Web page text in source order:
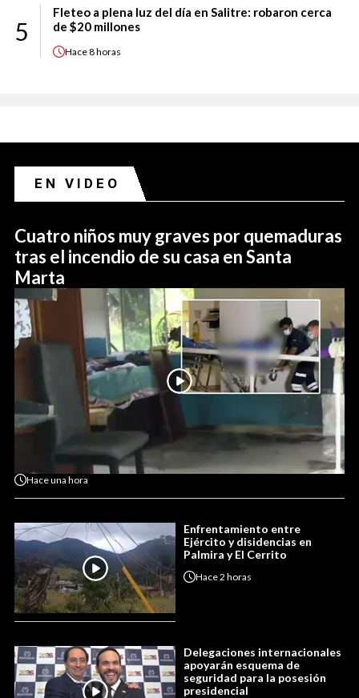
5
Fleteo a plena luz del día en Salitre: robaron cerca
de $20 millones
Hace8 horas
EN VIDEO
Cuatro niños muy graves por quemaduras
tras el incendio de su casa en Santa
Marta
Haceuna hora
Enfrentamiento entre
Ejército y disidencias en
Palmira y El Cerrito
Hace2 horas
Delegaciones internacionales
apoyarán esquema de
seguridad para la posesión
presidencial